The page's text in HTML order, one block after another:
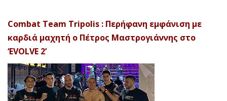
Combat Team Tripolis : Περήφανη εμφάνιση με
καρδιά μαχητή ο Πέτρος Μαστρογιάννης στο
‘EVOLVE 2’